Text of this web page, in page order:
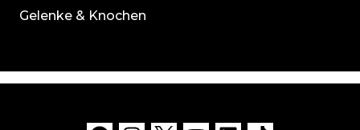
Gelenke & Knochen